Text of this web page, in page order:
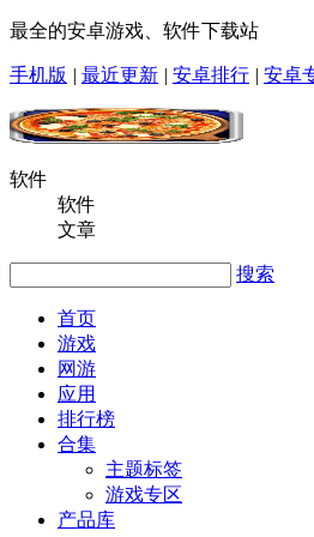
最全的安卓游戏、软件下载站
手机版 | 最近更新 | 安卓排行 | 安卓
软件
软件
文章
搜索
首页
游戏
网游
应用
排行榜
合集
主题标签
游戏专区
产品库